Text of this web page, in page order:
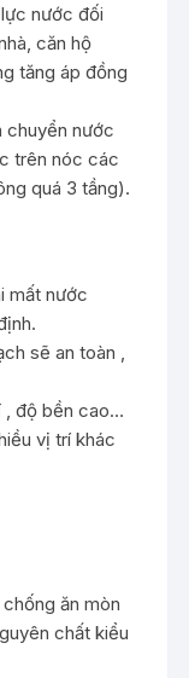
nước đối
căn hộ
tăng áp đồng
chuyển nước
trên nóc các
quá 3 tầng).
mất nước
sẽ an toàn ,
, độ bền cao…
vị trí khác
ăn mòn
chất kiểu